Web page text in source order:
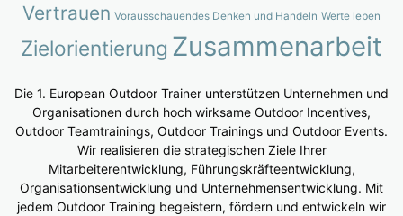
Vertrauen Vorausschauendes Denken und Handeln Werte leben
Zielorientierung Zusammenarbeit
Die 1. European Outdoor Trainer unterstützen Unternehmen und
Organisationen durch hoch wirksame Outdoor Incentives,
Outdoor Teamtrainings, Outdoor Trainings und Outdoor Events.
Wir realisieren die strategischen Ziele Ihrer
Mitarbeiterentwicklung, Führungskräfteentwicklung,
Organisationsentwicklung und Unternehmensentwicklung. Mit
jedem Outdoor Training begeistern, fördern und entwickeln wir